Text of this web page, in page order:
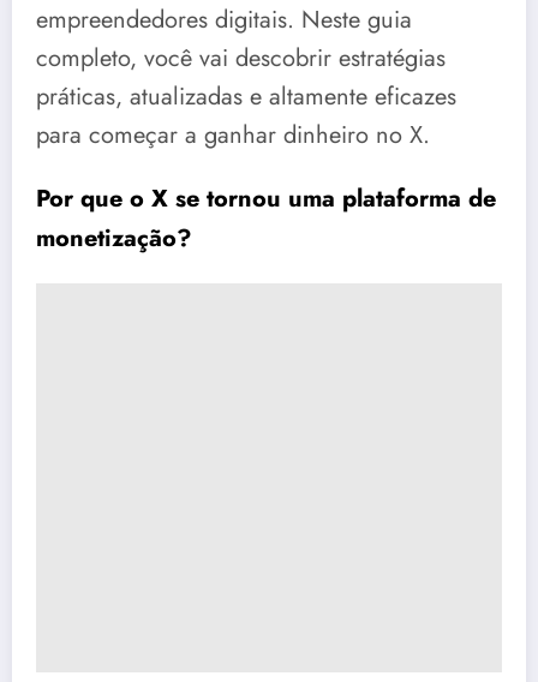
empreendedores digitais. Neste guia
completo, você vai descobrir estratégias
práticas, atualizadas e altamente eficazes
para começar a ganhar dinheiro no X.
Por que o X se tornou uma plataforma de
monetização?